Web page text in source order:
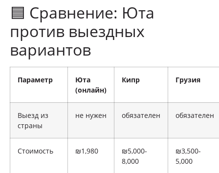
🟦 Сравнение: Юта
против выездных
вариантов
Параметр
Юта
(онлайн)
Кипр Грузия
Выезд из
страны
не нужен обязателен обязателен
Стоимость ₪1,980
₪5,000-
8,000
₪3,500-
5,000